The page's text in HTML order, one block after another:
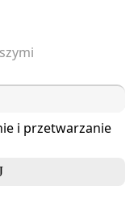
i przetwarzanie